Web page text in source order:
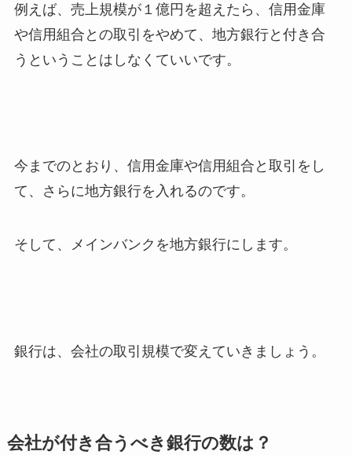
例えば、売上規模が１億円を超えたら、信用金庫
や信用組合との取引をやめて、地方銀行と付き合
うということはしなくていいです。
今までのとおり、信用金庫や信用組合と取引をし
て、さらに地方銀行を入れるのです。
そして、メインバンクを地方銀行にします。
銀行は、会社の取引規模で変えていきましょう。
会社が付き合うべき銀行の数は？